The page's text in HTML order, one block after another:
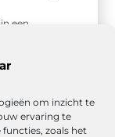
om inzicht te
ervaring te
zoals het
een